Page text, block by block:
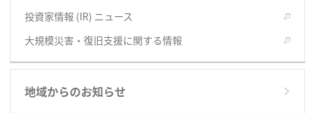
投資家情報 (IR) ニュース
大規模災害・復旧支援に関する情報
地域からのお知らせ